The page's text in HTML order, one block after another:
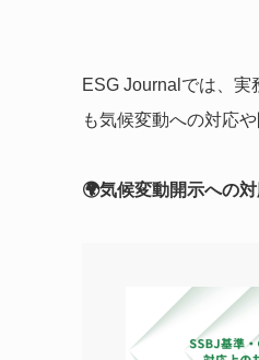
ESG Journalでは、
も気候変動への対応
🌍気候変動開示への